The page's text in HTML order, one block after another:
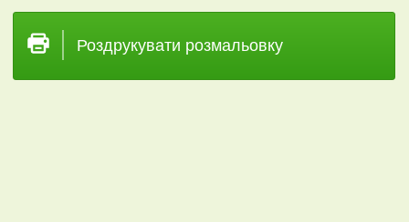
Роздрукувати розмальовку